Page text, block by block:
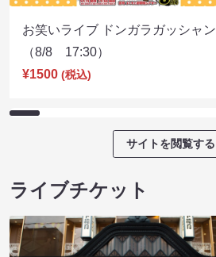
お笑いライブ ドンガラガッシャン
（8/8 17:30）
¥1500 (税込)
サイトを閲覧する
ライブチケット